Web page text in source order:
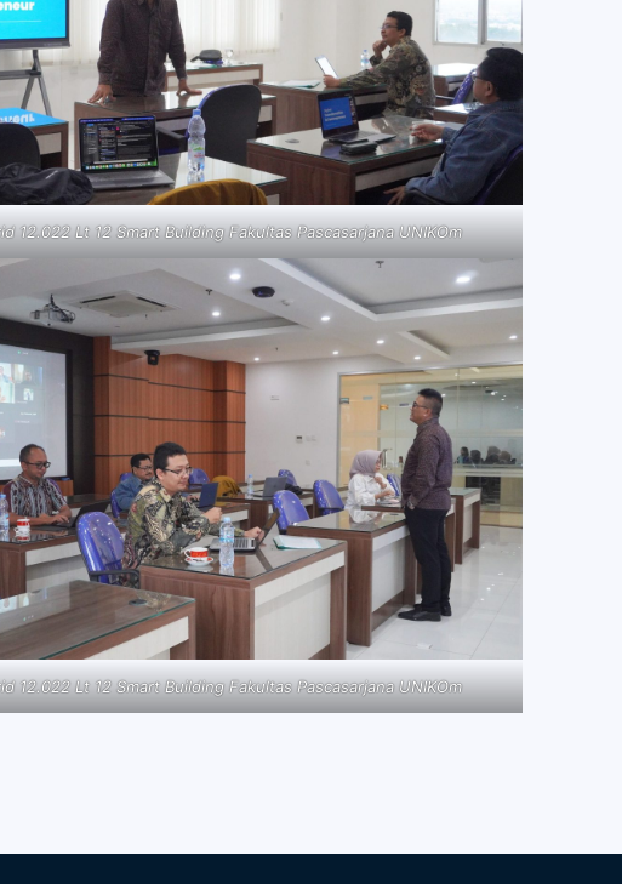
12.022 Lt 12 Smart Building Fakultas Pascasarjana UNIKOm
12.022 Lt 12 Smart Building Fakultas Pascasarjana UNIKOm